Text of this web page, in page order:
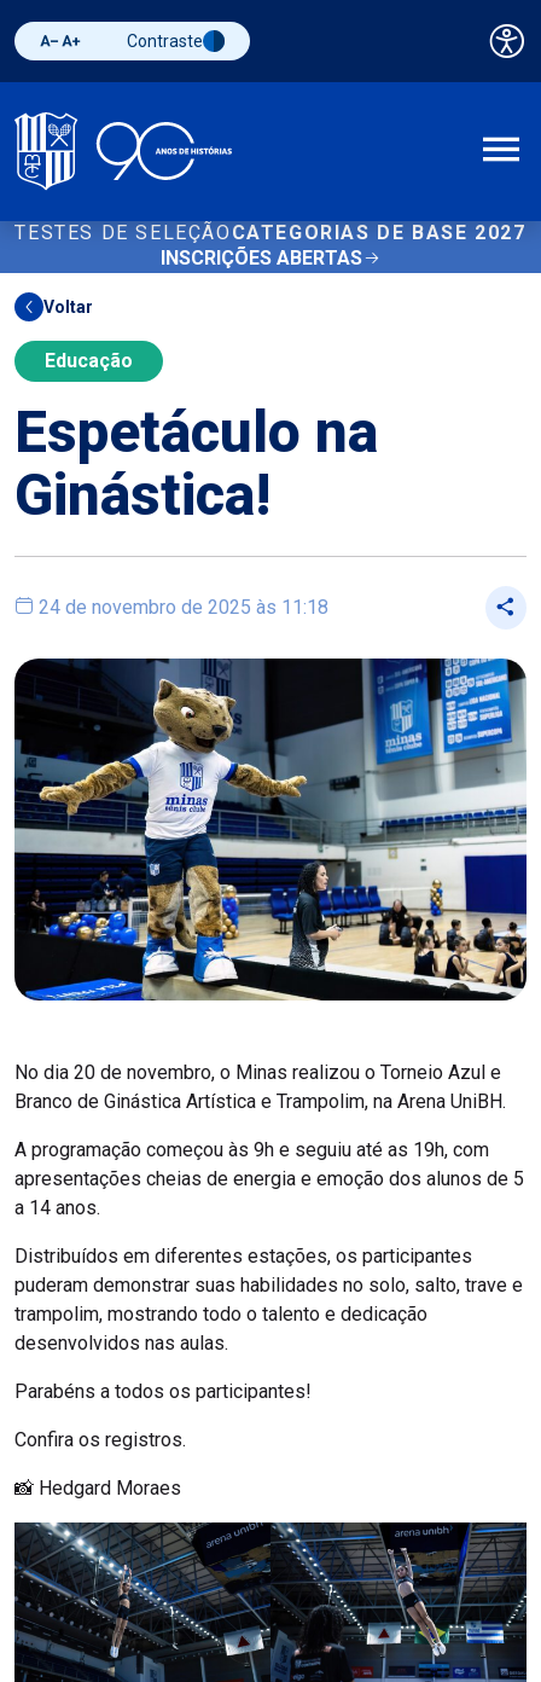
Diminuir fonte
Aumentar fonteAlternar contraste
Contraste
TESTES DE SELEÇÃO CATEGORIAS DE BASE 2027
INSCRIÇÕES ABERTAS
Voltar
Educação
Espetáculo na
Ginástica!
24 de novembro de 2025 às 11:18
No dia 20 de novembro, o Minas realizou o Torneio Azul e
Branco de Ginástica Artística e Trampolim, na Arena UniBH.
A programação começou às 9h e seguiu até as 19h, com
apresentações cheias de energia e emoção dos alunos de 5
a 14 anos.
Distribuídos em diferentes estações, os participantes
puderam demonstrar suas habilidades no solo, salto, trave e
trampolim, mostrando todo o talento e dedicação
desenvolvidos nas aulas.
Parabéns a todos os participantes!
Confira os registros.
📸 Hedgard Moraes